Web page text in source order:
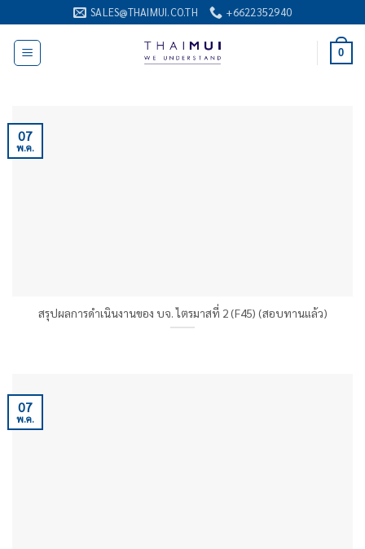
ไป
เนื้อหา
SALES@THAIMUI.CO.TH +6622352940
0
สรุปผลการดำเนินงานของ บจ. ไตรมาสที่ 2 (F45) (สอบทานแล้ว)
07
พ.ค.
07
พ.ค.